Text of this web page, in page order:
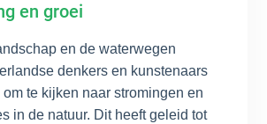
en groei
en de waterwegen
denkers en kunstenaars
te kijken naar stromingen en
in de natuur. Dit heeft geleid tot